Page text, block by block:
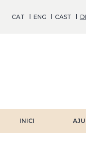
zumCAT ENG CAST
INICI